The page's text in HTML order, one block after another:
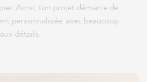
Ainsi, ton projet démarre de
personnalisée, avec beaucoup
détails.